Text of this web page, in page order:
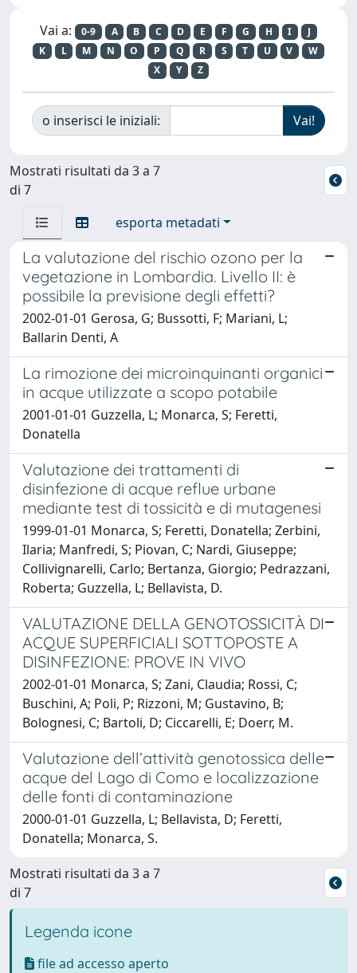
Vai a: 0-9 A B C D E F G H I
J
K
L M N O P Q R S T U V
W
X
Y Z
o inserisci le iniziali:
Mostrati risultati da 3 a 7
di 7
esporta metadati
La valutazione del rischio ozono per la
vegetazione in Lombardia. Livello II: è
possibile la previsione degli effetti?
2002-01-01 Gerosa, G; Bussotti, F; Mariani, L;
Ballarin Denti, A
La rimozione dei microinquinanti organici
in acque utilizzate a scopo potabile
2001-01-01 Guzzella, L; Monarca, S; Feretti,
Donatella
Valutazione dei trattamenti di
disinfezione di acque reflue urbane
mediante test di tossicità e di mutagenesi
1999-01-01 Monarca, S; Feretti, Donatella; Zerbini,
Ilaria; Manfredi, S; Piovan, C; Nardi, Giuseppe;
Collivignarelli, Carlo; Bertanza, Giorgio; Pedrazzani,
Roberta; Guzzella, L; Bellavista, D.
VALUTAZIONE DELLA GENOTOSSICITÀ DI
ACQUE SUPERFICIALI SOTTOPOSTE A
DISINFEZIONE: PROVE IN VIVO
2002-01-01 Monarca, S; Zani, Claudia; Rossi, C;
Buschini, A; Poli, P; Rizzoni, M; Gustavino, B;
Bolognesi, C; Bartoli, D; Ciccarelli, E; Doerr, M.
Valutazione dell’attività genotossica delle
acque del Lago di Como e localizzazione
delle fonti di contaminazione
2000-01-01 Guzzella, L; Bellavista, D; Feretti,
Donatella; Monarca, S.
Mostrati risultati da 3 a 7
di 7
Legenda icone
file ad accesso aperto